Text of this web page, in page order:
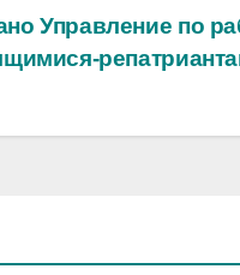
Управление по